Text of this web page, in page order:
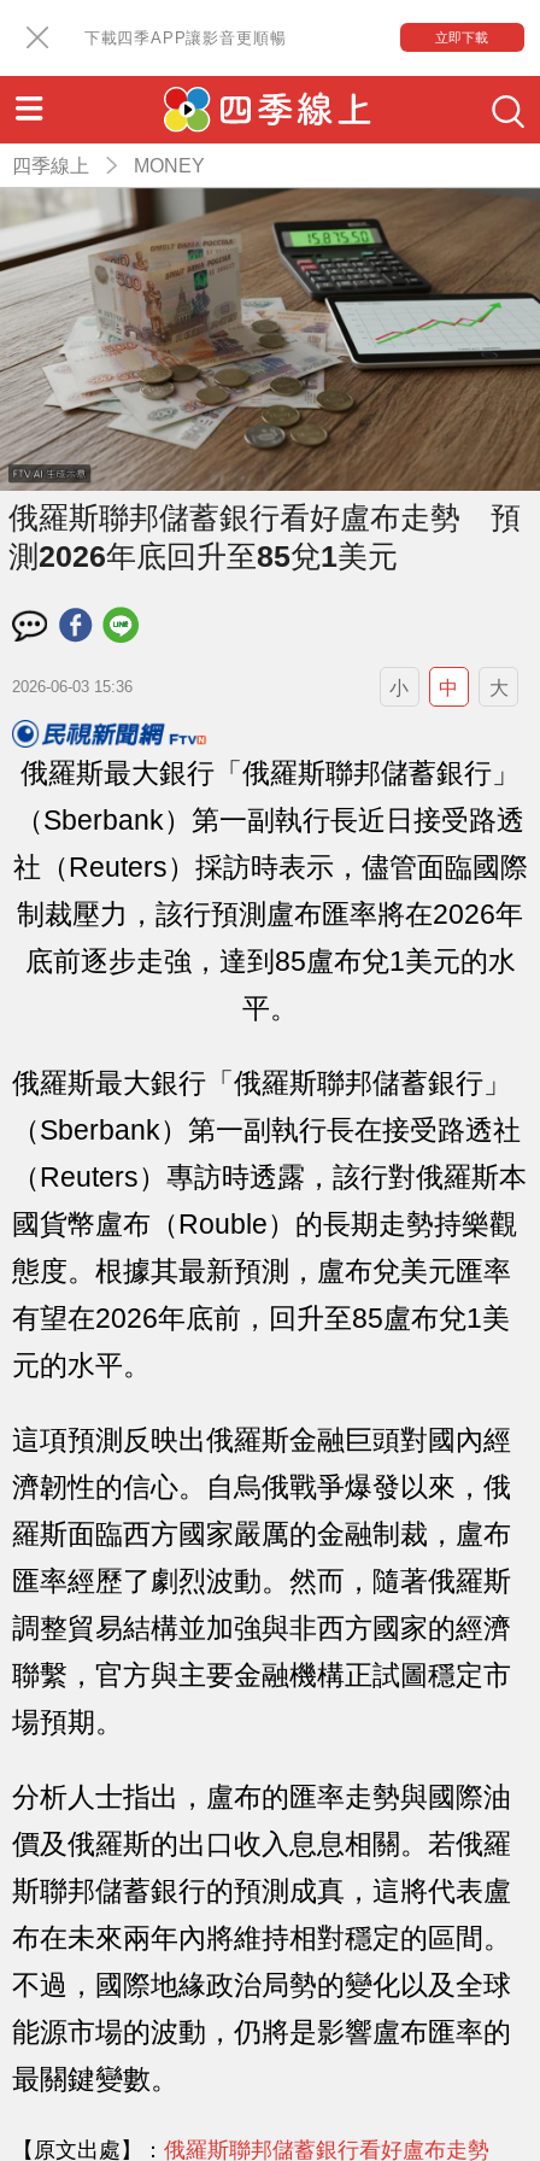
下載四季APP讓影音更順暢 立即下載
四季線上 MONEY
俄羅斯聯邦儲蓄銀行看好盧布走勢 預
測2026年底回升至85兌1美元
2026-06-03 15:36 小 中 大
俄羅斯最大銀行「俄羅斯聯邦儲蓄銀行」
（Sberbank）第一副執行長近日接受路透
社（Reuters）採訪時表示，儘管面臨國際
制裁壓力，該行預測盧布匯率將在2026年
底前逐步走強，達到85盧布兌1美元的水
平。
俄羅斯最大銀行「俄羅斯聯邦儲蓄銀行」
（Sberbank）第一副執行長在接受路透社
（Reuters）專訪時透露，該行對俄羅斯本
國貨幣盧布（Rouble）的長期走勢持樂觀
態度。根據其最新預測，盧布兌美元匯率
有望在2026年底前，回升至85盧布兌1美
元的水平。
這項預測反映出俄羅斯金融巨頭對國內經
濟韌性的信心。自烏俄戰爭爆發以來，俄
羅斯面臨西方國家嚴厲的金融制裁，盧布
匯率經歷了劇烈波動。然而，隨著俄羅斯
調整貿易結構並加強與非西方國家的經濟
聯繫，官方與主要金融機構正試圖穩定市
場預期。
分析人士指出，盧布的匯率走勢與國際油
價及俄羅斯的出口收入息息相關。若俄羅
斯聯邦儲蓄銀行的預測成真，這將代表盧
布在未來兩年內將維持相對穩定的區間。
不過，國際地緣政治局勢的變化以及全球
能源市場的波動，仍將是影響盧布匯率的
最關鍵變數。
【原文出處】： 俄羅斯聯邦儲蓄銀行看好盧布走勢